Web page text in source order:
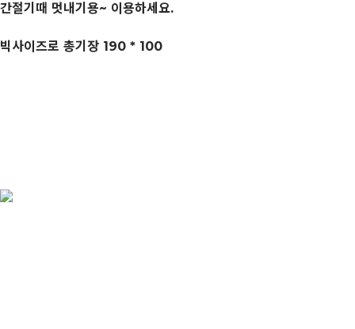
간절기때 멋내기용~ 이용하세요.
빅사이즈로 총기장 190 * 100